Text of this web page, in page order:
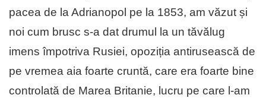
pacea de la Adrianopol pe la 1853, am văzut și
noi cum brusc s-a dat drumul la un tăvălug
imens împotriva Rusiei, opoziția antirusească de
pe vremea aia foarte cruntă, care era foarte bine
controlată de Marea Britanie, lucru pe care l-am